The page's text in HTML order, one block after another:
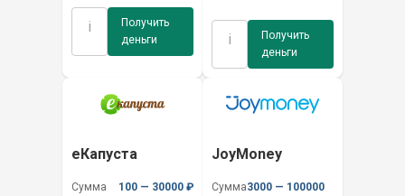
i
Получить
деньги
i
Получить
деньги
еКапуста
Сумма
100 — 30000 ₽
JoyMoney
Сумма3000 — 100000